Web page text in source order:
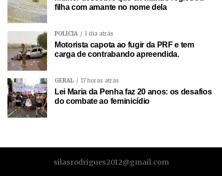
filha com amante no nome dela
POLÍCIA 1 dia atrás
Motorista capota ao fugir da PRF e tem
carga de contrabando apreendida.
GERAL 17 horas atrás
Lei Maria da Penha faz 20 anos: os desafios
do combate ao feminicídio
silasrodrigues2012@gmail.com